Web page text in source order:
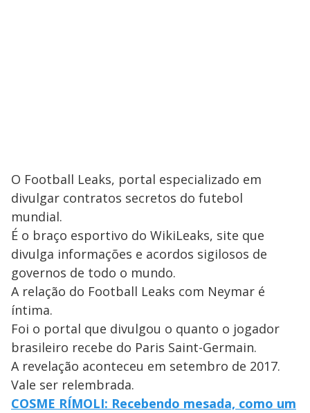
O Football Leaks, portal especializado em
divulgar contratos secretos do futebol
mundial.
É o braço esportivo do WikiLeaks, site que
divulga informações e acordos sigilosos de
governos de todo o mundo.
A relação do Football Leaks com Neymar é
íntima.
Foi o portal que divulgou o quanto o jogador
brasileiro recebe do Paris Saint-Germain.
A revelação aconteceu em setembro de 2017.
Vale ser relembrada.
COSME RÍMOLI: Recebendo mesada, como um